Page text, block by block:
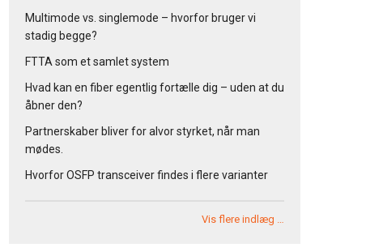
Multimode vs. singlemode – hvorfor bruger vi
stadig begge?
FTTA som et samlet system
Hvad kan en fiber egentlig fortælle dig – uden at du
åbner den?
Partnerskaber bliver for alvor styrket, når man
mødes.
Hvorfor OSFP transceiver findes i flere varianter
Vis flere indlæg …